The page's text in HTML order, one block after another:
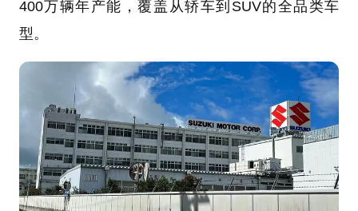
400万辆年产能，覆盖从轿车到SUV的全品类车
型。